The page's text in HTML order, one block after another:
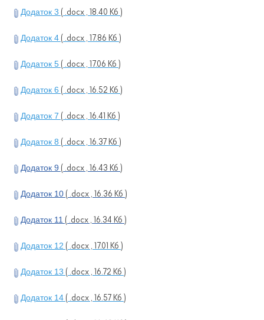
Додаток 3 ( .docx , 18.40 Кб )
Додаток 4 ( .docx , 17.86 Кб )
Додаток 5 ( .docx , 17.06 Кб )
Додаток 6 ( .docx , 16.52 Кб )
Додаток 7 ( .docx , 16.41 Кб )
Додаток 8 ( .docx , 16.37 Кб )
Додаток 9 ( .docx , 16.43 Кб )
Додаток 10 ( .docx , 16.36 Кб )
Додаток 11 ( .docx , 16.34 Кб )
Додаток 12 ( .docx , 17.01 Кб )
Додаток 13 ( .docx , 16.72 Кб )
Додаток 14 ( .docx , 16.57 Кб )